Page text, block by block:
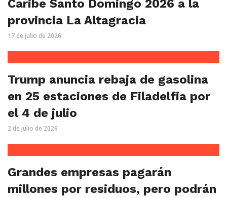
Caribe Santo Domingo 2026 a la
provincia La Altagracia
17 de julio de 2026
Trump anuncia rebaja de gasolina
en 25 estaciones de Filadelfia por
el 4 de julio
2 de julio de 2026
Grandes empresas pagarán
millones por residuos, pero podrán